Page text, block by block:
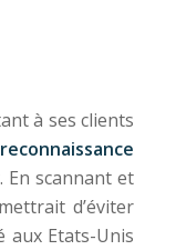
à ses clients
reconnaissance
En scannant et
d’éviter
aux Etats-Unis